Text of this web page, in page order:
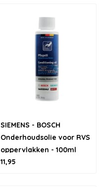
SIEMENS - BOSCH
Onderhoudsolie voor RVS
oppervlakken - 100ml
11,95